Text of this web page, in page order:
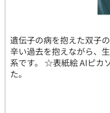
遺伝子の病を抱えた双子
辛い過去を抱えながら、
系です。 ☆表紙絵 AIピカ
た。